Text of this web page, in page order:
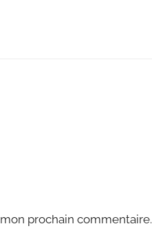
prochain commentaire.